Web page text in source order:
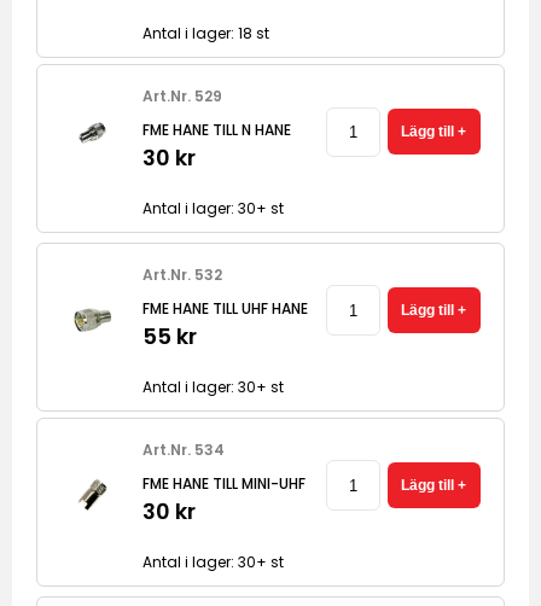
Antal i lager: 18 st
Art.Nr. 529
FME HANE TILL N HANE
30 kr
Antal i lager: 30+ st
Art.Nr. 532
FME HANE TILL UHF HANE
55 kr
Antal i lager: 30+ st
Art.Nr. 534
FME HANE TILL MINI-UHF
30 kr
Antal i lager: 30+ st